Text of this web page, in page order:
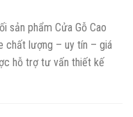
sản phẩm Cửa Gỗ Cao
chất lượng – uy tín – giá
hỗ trợ tư vấn thiết kế